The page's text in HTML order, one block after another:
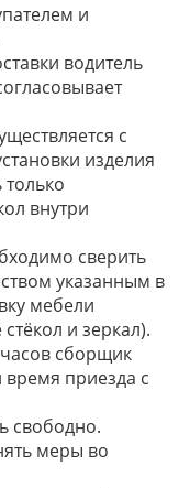
и
водитель
с
изделия
внутри
сверить
указанным в
мебели
и зеркал).
сборщик
время приезда с
свободно.
меры во